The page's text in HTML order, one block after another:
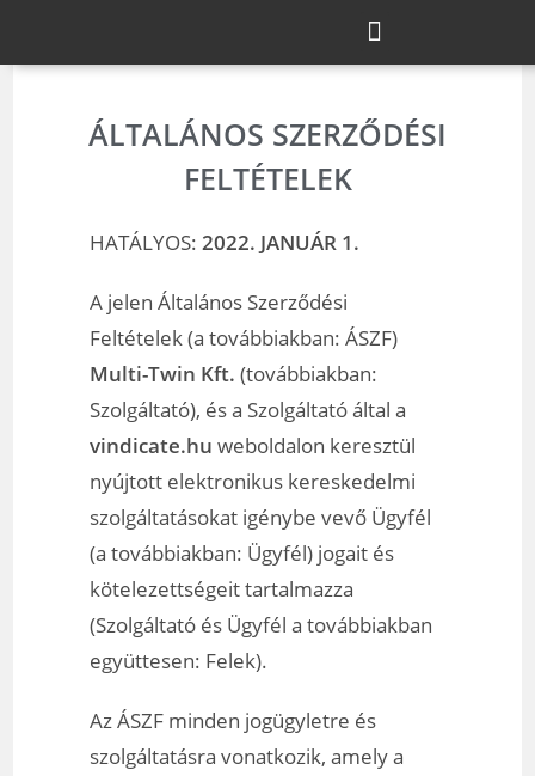
ÁLTALÁNOS SZERZŐDÉSI
FELTÉTELEK
HATÁLYOS: 2022. JANUÁR 1.
A jelen Általános Szerződési
Feltételek (a továbbiakban: ÁSZF)
Multi-Twin Kft. (továbbiakban:
Szolgáltató), és a Szolgáltató által a
vindicate.huweboldalon keresztül
nyújtott elektronikus kereskedelmi
szolgáltatásokat igénybe vevő Ügyfél
(a továbbiakban: Ügyfél) jogait és
kötelezettségeit tartalmazza
(Szolgáltató és Ügyfél a továbbiakban
együttesen: Felek).
Az ÁSZF minden jogügyletre és
szolgáltatásra vonatkozik, amely a